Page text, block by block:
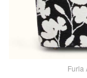
Furla